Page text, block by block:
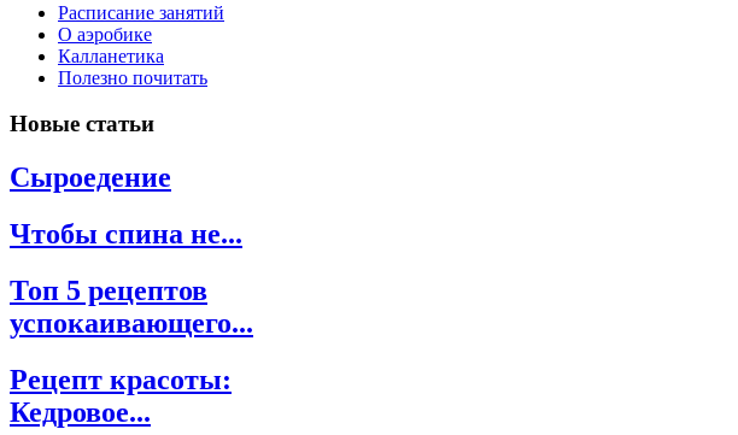
Расписание занятий
О аэробике
Калланетика
Полезно почитать
Новые статьи
Сыроедение
Чтобы спина не...
Топ 5 рецептов
успокаивающего...
Рецепт красоты:
Кедровое...